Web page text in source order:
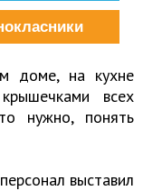
доме, на кухне
всех
нужно, понять
выставил